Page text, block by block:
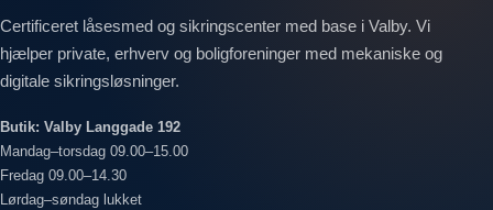
Certificeret låsesmed og sikringscenter med base i Valby. Vi
hjælper private, erhverv og boligforeninger med mekaniske og
digitale sikringsløsninger.
Butik: Valby Langgade 192
Mandag–torsdag 09.00–15.00
Fredag 09.00–14.30
Lørdag–søndag lukket